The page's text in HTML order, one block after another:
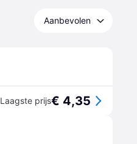
Aanbevolen
Laagste prijs€ 4,35